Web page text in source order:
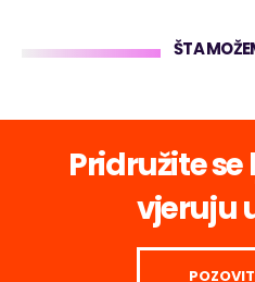
ŠTA
Pridružite
vjeruju